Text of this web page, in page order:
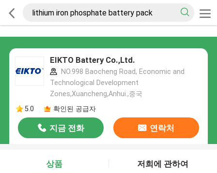
EIKTO Battery Co.,Ltd.
NO.998 Baocheng Road, Economic and
Technological Development
Zones,Xuancheng,Anhui.,중국
5.0
확인된 공급자
지금 전화 연락처
상품 저희에 관하여